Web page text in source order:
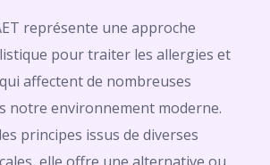
représente une approche
pour traiter les allergies et
affectent de nombreuses
notre environnement moderne.
principes issus de diverses